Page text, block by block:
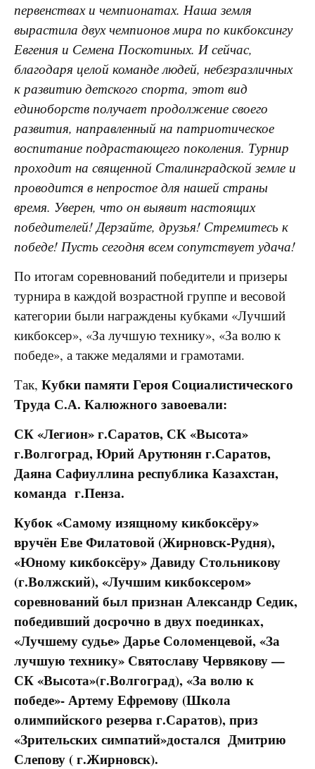
первенствах и чемпионатах. Наша земля
вырастила двух чемпионов мира по кикбоксингу
Евгения и Семена Поскотиных. И сейчас,
благодаря целой команде людей, небезразличных
к развитию детского спорта, этот вид
единоборств получает продолжение своего
развития, направленный на патриотическое
воспитание подрастающего поколения. Турнир
проходит на священной Сталинградской земле и
проводится в непростое для нашей страны
время. Уверен, что он выявит настоящих
победителей! Дерзайте, друзья! Стремитесь к
победе! Пусть сегодня всем сопутствует удача!
По итогам соревнований победители и призеры
турнира в каждой возрастной группе и весовой
категории были награждены кубками «Лучший
кикбоксер», «За лучшую технику», «За волю к
победе», а также медалями и грамотами.
Так, Кубки памяти Героя Социалистического
Труда С.А. Калюжного завоевали:
СК «Легион» г.Саратов, СК «Высота»
г.Волгоград, Юрий Арутюнян г.Саратов,
Даяна Сафиуллина республика Казахстан,
команда г.Пенза.
Кубок «Самому изящному кикбоксёру»
вручён Еве Филатовой (Жирновск-Рудня),
«Юному кикбоксёру» Давиду Стольникову
(г.Волжский), «Лучшим кикбоксером»
соревнований был признан Александр Седик,
победивший досрочно в двух поединках,
«Лучшему судье» Дарье Соломенцевой, «За
лучшую технику» Святославу Червякову —
СК «Высота»(г.Волгоград), «За волю к
победе»- Артему Ефремову (Школа
олимпийского резерва г.Саратов), приз
«Зрительских симпатий»достался Дмитрию
Слепову ( г.Жирновск).